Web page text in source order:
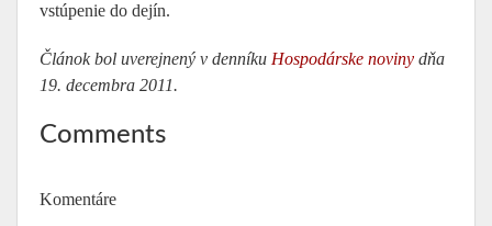
vstúpenie do dejín.
Článok bol uverejnený v denníku Hospodárske noviny dňa
19. decembra 2011.
Comments
Komentáre